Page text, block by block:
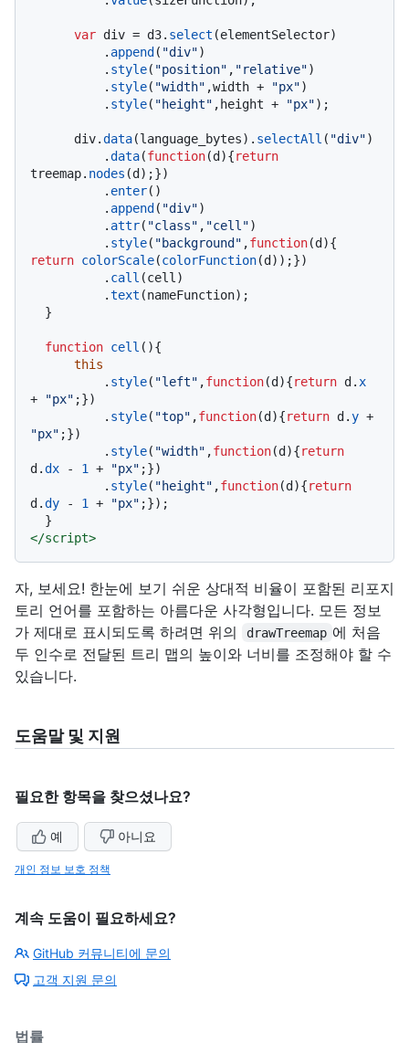
var div = d3. select (elementSelector)
          .
append ( "div")
          .
style( "position" , "relative")
          .
style( "width" ,width + "px")
          .
style( "height" ,height + "px");
      div.
data(language_bytes). selectAll ( "div")
          .
data(function(d ){return
treemap. nodes (d);})
          .
enter()
          .
append ( "div")
          .
attr( "class" , "cell")
          .
style( "background" ,function(d
return colorScale(colorFunction(d));})
          .
call (cell)
          .
text (nameFunction);
function cell ( ){
this
          .
style( "left" ,function(d ){return d. x
+
"px" ;})
          .
style( "top" ,function(d ){return d.y
"px" ;})
          .
style( "width" ,function(d ){return
d.dx - 1 + "px" ;})
          .
style( "height" ,function(d ){return
d.dy - 1 + "px" ;});
</script>
자, 보세요! 한눈에 보기 쉬운 상대적 비율이 포함된 리포지
토리 언어를 포함하는 아름다운 사각형입니다. 모든 정보
가 제대로 표시되도록 하려면 위의
drawTreemap 에 처음
두 인수로 전달된 트리 맵의 높이와 너비를 조정해야 할 수
있습니다.
도움말 및 지원
필요한 항목을 찾으셨나요?
예 아니요
개인 정보 보호 정책
계속 도움이 필요하세요?
GitHub 커뮤니티에 문의
고객 지원 문의
법률